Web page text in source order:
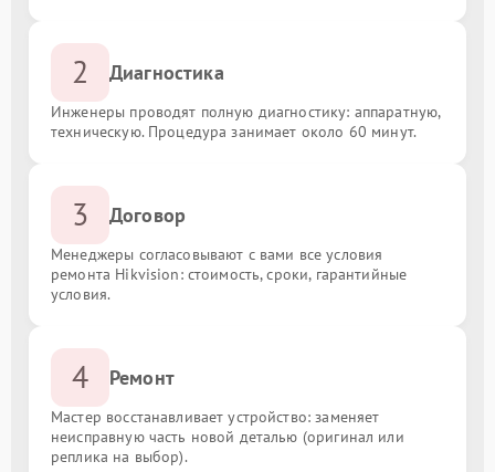
2 Диагностика
Инженеры проводят полную диагностику: аппаратную,
техническую. Процедура занимает около 60 минут.
3 Договор
Менеджеры согласовывают с вами все условия
ремонта Hikvision: стоимость, сроки, гарантийные
условия.
4 Ремонт
Мастер восстанавливает устройство: заменяет
неисправную часть новой деталью (оригинал или
реплика на выбор).